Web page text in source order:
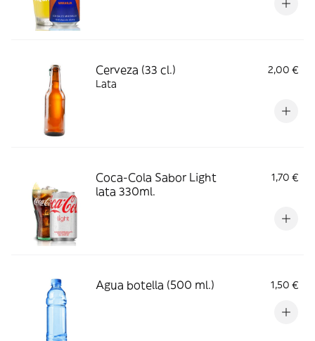
Cerveza (33 cl.)
2,00 €
Lata
Coca-Cola Sabor Light
lata 330ml.
1,70 €
Agua botella (500 ml.) 1,50 €